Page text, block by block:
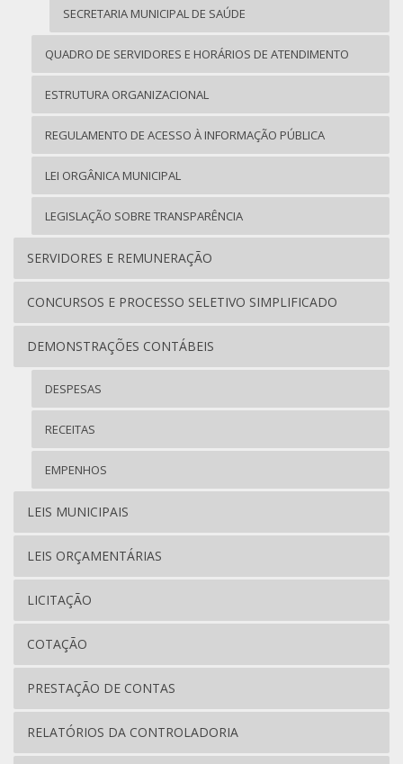
SECRETARIA MUNICIPAL DE SAÚDE
QUADRO DE SERVIDORES E HORÁRIOS DE ATENDIMENTO
ESTRUTURA ORGANIZACIONAL
REGULAMENTO DE ACESSO À INFORMAÇÃO PÚBLICA
LEI ORGÂNICA MUNICIPAL
LEGISLAÇÃO SOBRE TRANSPARÊNCIA
SERVIDORES E REMUNERAÇÃO
CONCURSOS E PROCESSO SELETIVO SIMPLIFICADO
DEMONSTRAÇÕES CONTÁBEIS
DESPESAS
RECEITAS
EMPENHOS
LEIS MUNICIPAIS
LEIS ORÇAMENTÁRIAS
LICITAÇÃO
COTAÇÃO
PRESTAÇÃO DE CONTAS
RELATÓRIOS DA CONTROLADORIA